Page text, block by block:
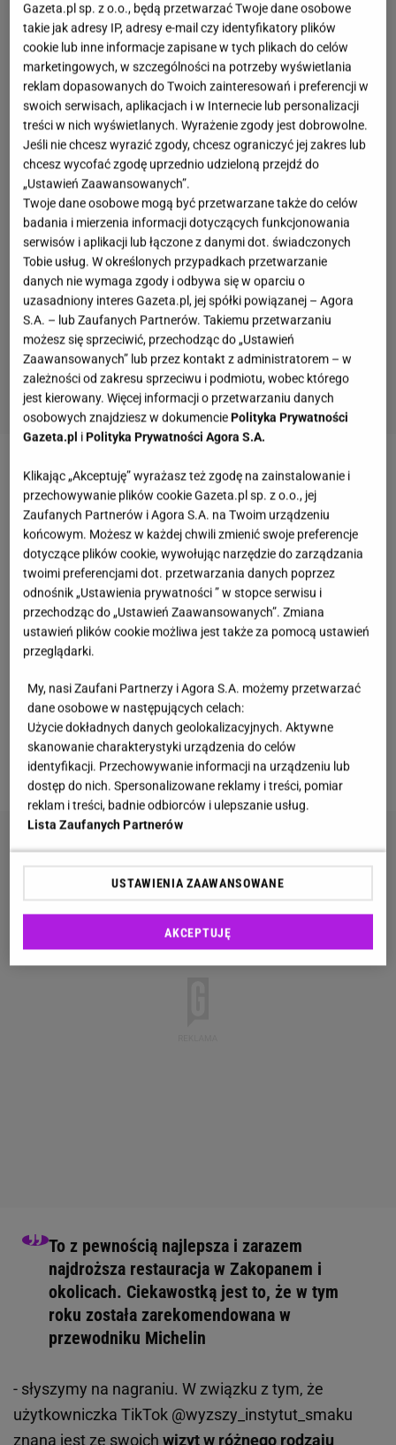
Zobacz wideoUliczni grajkowie na Krupówkach w
Zakopanem
Więcej podobnych artykułów przeczytasz na stronie
głównejGazeta.pl
Najdroższa restauracja w Zakopanem. Tak
wyglądają ceny w Kościelisku
Tym razem tiktokerka wybrała się dorestauracji
Giewont w Kościelisku. Lokal jest uznawany za
jeden z najlepszych w tym rejonie, ale za tym
także ceny.
To z pewnością najlepsza i zarazem
najdroższa restauracja w Zakopanem i
okolicach. Ciekawostką jest to, że w tym
roku została zarekomendowana w
przewodniku Michelin
- słyszymy na nagraniu. W związku z tym, że
użytkowniczka TikTok @wyzszy_instytut_smaku
znana jest ze swoich wizyt w różnego rodzaju
Gazeta.pl sp. z o.o., będą przetwarzać Twoje dane osobowe
takie jak adresy IP, adresy e-mail czy identyfikatory plików
cookie lub inne informacje zapisane w tych plikach do celów
marketingowych, w szczególności na potrzeby wyświetlania
reklam dopasowanych do Twoich zainteresowań i preferencji w
swoich serwisach, aplikacjach i w Internecie lub personalizacji
treści w nich wyświetlanych. Wyrażenie zgody jest dobrowolne.
Jeśli nie chcesz wyrazić zgody, chcesz ograniczyć jej zakres lub
chcesz wycofać zgodę uprzednio udzieloną przejdź do
„Ustawień Zaawansowanych”.
Twoje dane osobowe mogą być przetwarzane także do celów
badania i mierzenia informacji dotyczących funkcjonowania
serwisów i aplikacji lub łączone z danymi dot. świadczonych
Tobie usług. W określonych przypadkach przetwarzanie
danych nie wymaga zgody i odbywa się w oparciu o
uzasadniony interes Gazeta.pl, jej spółki powiązanej – Agora
S.A. – lub Zaufanych Partnerów. Takiemu przetwarzaniu
możesz się sprzeciwić, przechodząc do „Ustawień
Zaawansowanych” lub przez kontakt z administratorem – w
zależności od zakresu sprzeciwu i podmiotu, wobec którego
jest kierowany. Więcej informacji o przetwarzaniu danych
osobowych znajdziesz w dokumenciePolityka Prywatności
Gazeta.pl iPolityka Prywatności Agora S.A.
Klikając „Akceptuję” wyrażasz też zgodę na zainstalowanie i
przechowywanie plików cookie Gazeta.pl sp. z o.o., jej
Zaufanych Partnerów i Agora S.A. na Twoim urządzeniu
końcowym. Możesz w każdej chwili zmienić swoje preferencje
dotyczące plików cookie, wywołując narzędzie do zarządzania
twoimi preferencjami dot. przetwarzania danych poprzez
odnośnik „Ustawienia prywatności ” w stopce serwisu i
przechodząc do „Ustawień Zaawansowanych”. Zmiana
ustawień plików cookie możliwa jest także za pomocą ustawień
przeglądarki.
My, nasi Zaufani Partnerzy i Agora S.A. możemy przetwarzać
dane osobowe w następujących celach:
Użycie dokładnych danych geolokalizacyjnych. Aktywne
skanowanie charakterystyki urządzenia do celów
identyfikacji. Przechowywanie informacji na urządzeniu lub
dostęp do nich. Spersonalizowane reklamy i treści, pomiar
reklam i treści, badnie odbiorców i ulepszanie usług.
Lista Zaufanych Partnerów
USTAWIENIA ZAAWANSOWANE
AKCEPTUJĘ